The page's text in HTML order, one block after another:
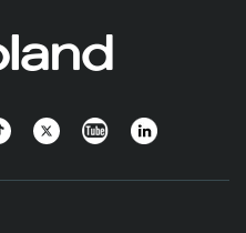
TwitterYouTubeLinkedin